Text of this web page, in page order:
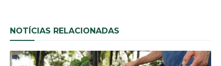
NOTÍCIAS RELACIONADAS